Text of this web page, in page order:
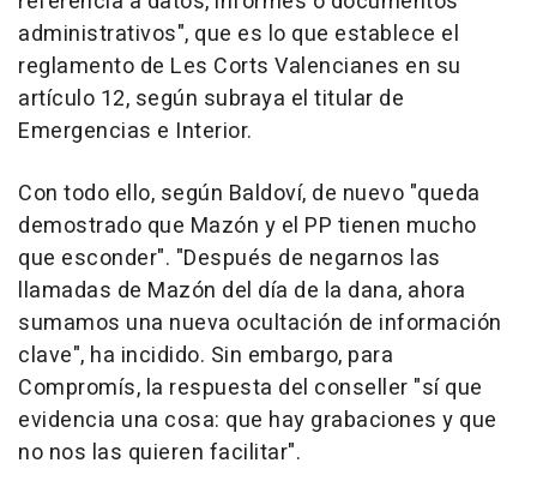
administrativos", que es lo que establece el
reglamento de Les Corts Valencianes en su
artículo 12, según subraya el titular de
Emergencias e Interior.
Con todo ello, según Baldoví, de nuevo "queda
demostrado que Mazón y el PP tienen mucho
que esconder". "Después de negarnos las
llamadas de Mazón del día de la dana, ahora
sumamos una nueva ocultación de información
clave", ha incidido. Sin embargo, para
Compromís, la respuesta del conseller "sí que
evidencia una cosa: que hay grabaciones y que
no nos las quieren facilitar".